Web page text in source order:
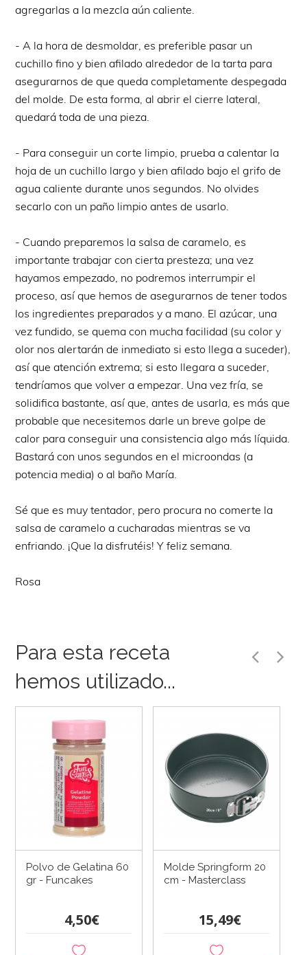
agregarlas a la mezcla aún caliente.
- A la hora de desmoldar, es preferible pasar un
cuchillo fino y bien afilado alrededor de la tarta para
asegurarnos de que queda completamente despegada
del molde. De esta forma, al abrir el cierre lateral,
quedará toda de una pieza.
- Para conseguir un corte limpio, prueba a calentar la
hoja de un cuchillo largo y bien afilado bajo el grifo de
agua caliente durante unos segundos. No olvides
secarlo con un paño limpio antes de usarlo.
- Cuando preparemos la salsa de caramelo, es
importante trabajar con cierta presteza; una vez
hayamos empezado, no podremos interrumpir el
proceso, así que hemos de asegurarnos de tener todos
los ingredientes preparados y a mano. El azúcar, una
vez fundido, se quema con mucha facilidad (su color y
olor nos alertarán de inmediato si esto llega a suceder),
así que atención extrema; si esto llegara a suceder,
tendríamos que volver a empezar. Una vez fría, se
solidifica bastante, así que, antes de usarla, es más que
probable que necesitemos darle un breve golpe de
calor para conseguir una consistencia algo más líquida.
Bastará con unos segundos en el microondas (a
potencia media) o al baño María.
Sé que es muy tentador, pero procura no comerte la
salsa de caramelo a cucharadas mientras se va
enfriando. ¡Que la disfrutéis! Y feliz semana.
Rosa
Para esta receta
hemos utilizado...
Polvo de Gelatina 60
gr - Funcakes
4,50€
Molde Springform 20
cm - Masterclass
15,49€